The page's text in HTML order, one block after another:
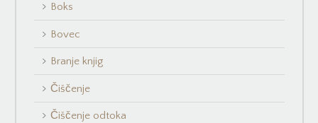
Boks
Bovec
Branje knjig
Čiščenje
Čiščenje odtoka